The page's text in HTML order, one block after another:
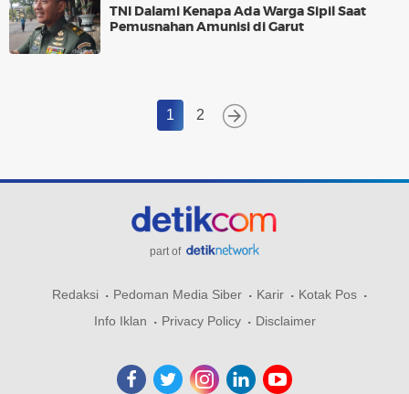
TNI Dalami Kenapa Ada Warga Sipil Saat
Pemusnahan Amunisi di Garut
1 2
part of
Redaksi Pedoman Media Siber Karir
Kotak Pos
Info Iklan
Privacy Policy Disclaimer